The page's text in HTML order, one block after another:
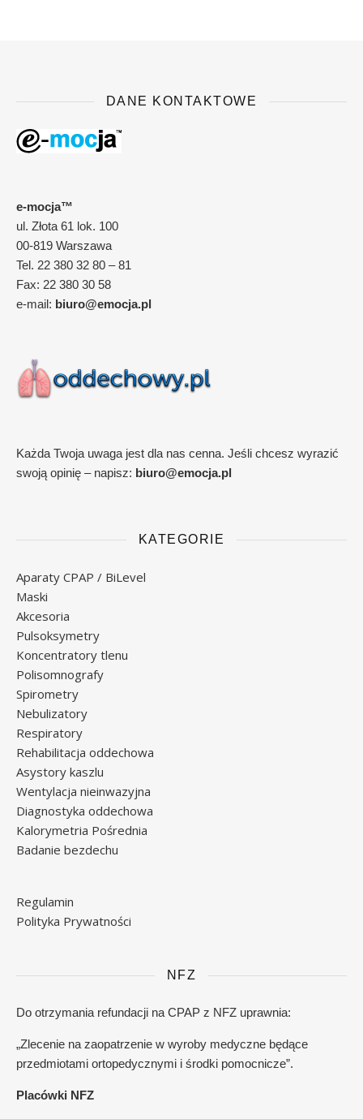
DANE KONTAKTOWE
e-mocja™
ul. Złota 61 lok. 100
00-819 Warszawa
Tel. 22 380 32 80 – 81
Fax: 22 380 30 58
e-mail: biuro@emocja.pl
Każda Twoja uwaga jest dla nas cenna. Jeśli chcesz wyrazić
swoją opinię – napisz: biuro@emocja.pl
KATEGORIE
Aparaty CPAP / BiLevel
Maski
Akcesoria
Pulsoksymetry
Koncentratory tlenu
Polisomnografy
Spirometry
Nebulizatory
Respiratory
Rehabilitacja oddechowa
Asystory kaszlu
Wentylacja nieinwazyjna
Diagnostyka oddechowa
Kalorymetria Pośrednia
Badanie bezdechu
Regulamin
Polityka Prywatności
NFZ
Do otrzymania refundacji na CPAP z NFZ uprawnia:
„Zlecenie na zaopatrzenie w wyroby medyczne będące
przedmiotami ortopedycznymi i środki pomocnicze”.
Placówki NFZ